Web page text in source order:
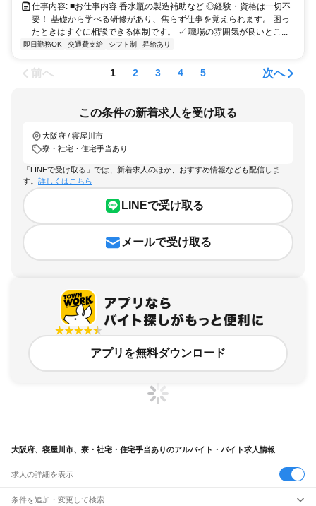
仕事内容: ■お仕事内容 香水瓶の製造補助など ◎経験・資格は一切不
要！ 基礎から学べる研修があり、焦らず仕事を覚えられます。 困っ
たときはすぐに相談できる体制です。 ✓ 職場の雰囲気が良いとこ...
即日勤務OK 交通費支給 シフト制 昇給あり
前へ 1 2 3 4 5 次へ
この条件の新着求人を受け取る
大阪府 / 寝屋川市
寮・社宅・住宅手当あり
「LINEで受け取る」では、新着求人のほか、おすすめ情報なども配信しま
す。 詳しくはこちら
LINEで受け取る
メールで受け取る
アプリを無料ダウンロード
大阪府、寝屋川市、寮・社宅・住宅手当ありのアルバイト・バイト求人情報
求人の詳細を表示
条件を追加・変更して検索